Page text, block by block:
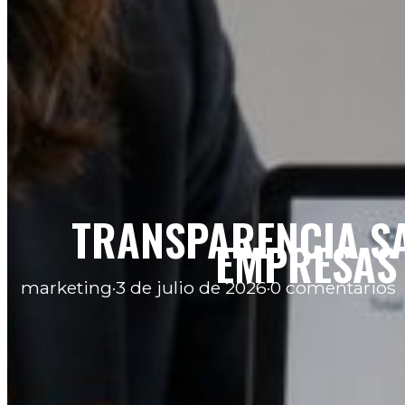
TRANSPARENCIA
marketing·3 de julio de 2026·0 comentarios